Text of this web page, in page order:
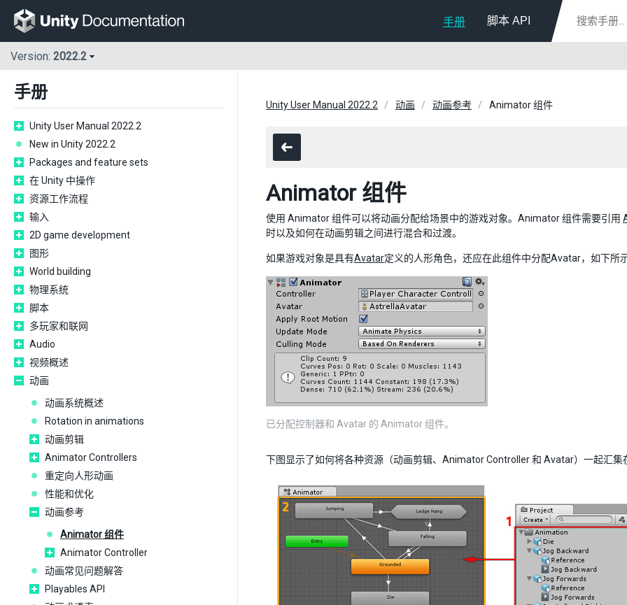
手册 脚本 API
Version: 2022.2
手册
Unity User Manual 2022.2
New in Unity 2022.2
Packages and feature sets
在 Unity 中操作
资源工作流程
输入
2D game development
图形
World building
物理系统
脚本
多玩家和联网
Audio
视频概述
动画
动画系统概述
Rotation in animations
动画剪辑
Animator Controllers
重定向人形动画
性能和优化
动画参考
Animator 组件
Animator Controller
动画常见问题解答
Playables API
Unity User Manual 2022.2 动画 动画参考 Animator 组件
Animator 组件
使用 Animator 组件可以将动画分配给场景中的游戏对象。Animator 组件需要引用
时以及如何在动画剪辑之间进行混合和过渡。
如果游戏对象是具有Avatar定义的人形角色，还应在此组件中分配Avatar，如下所
已分配控制器和 Avatar 的 Animator 组件。
下图显示了如何将各种资源（动画剪辑、Animator Controller 和 Avatar）一起汇